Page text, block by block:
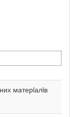
матерiалiв